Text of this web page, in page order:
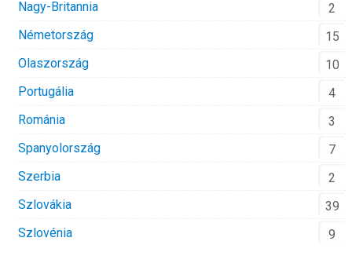
Nagy-Britannia
2
Németország
15
Olaszország
10
Portugália
4
Románia
3
Spanyolország
7
Szerbia
2
Szlovákia
39
Szlovénia
9